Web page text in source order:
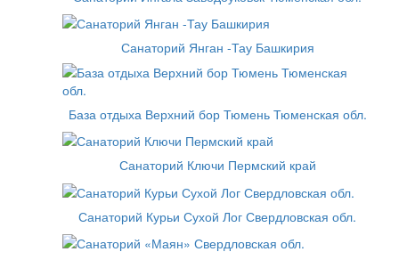
Санаторий Янган -Тау Башкирия
База отдыха Верхний бор Тюмень Тюменская обл.
Санаторий Ключи Пермский край
Санаторий Курьи Сухой Лог Свердловская обл.